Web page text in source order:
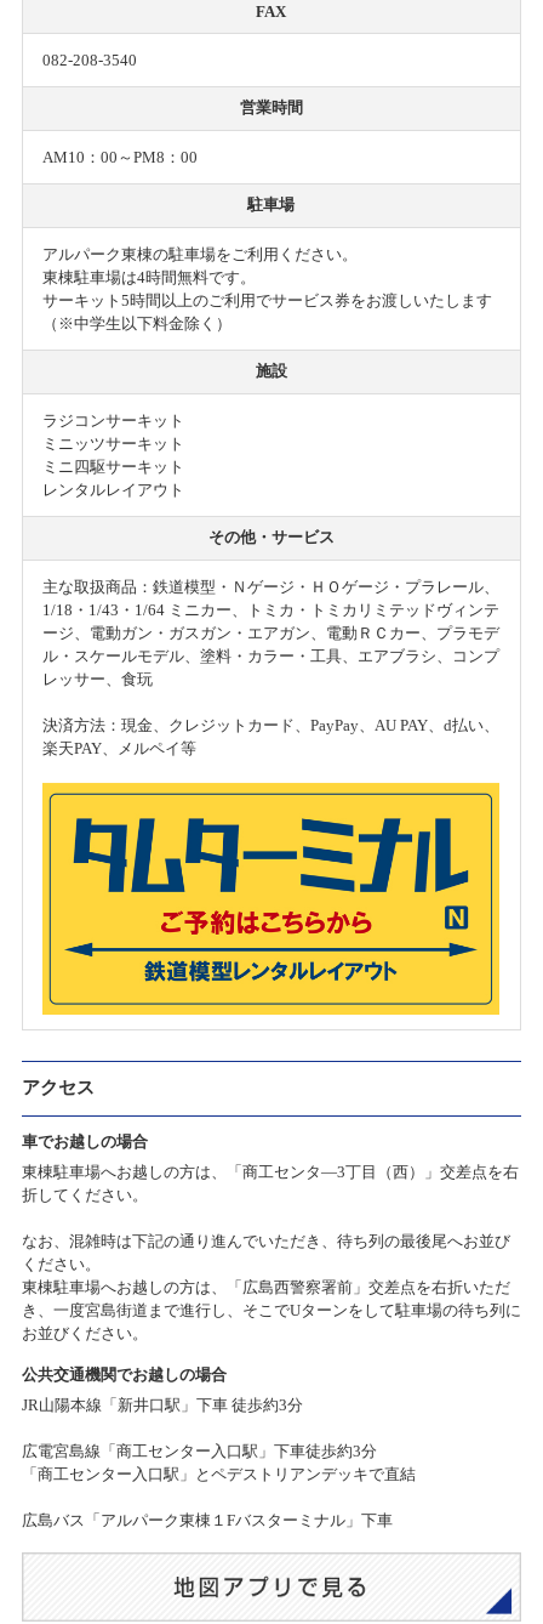
FAX
082-208-3540
営業時間
AM10：00～PM8：00
駐車場
アルパーク東棟の駐車場をご利用ください。
東棟駐車場は4時間無料です。
サーキット5時間以上のご利用でサービス券をお渡しいたします
（※中学生以下料金除く）
施設
ラジコンサーキット
ミニッツサーキット
ミニ四駆サーキット
レンタルレイアウト
その他・サービス
主な取扱商品：鉄道模型・Ｎゲージ・ＨＯゲージ・プラレール、
1/18・1/43・1/64 ミニカー、トミカ・トミカリミテッドヴィンテ
ージ、電動ガン・ガスガン・エアガン、電動ＲＣカー、プラモデ
ル・スケールモデル、塗料・カラー・工具、エアブラシ、コンプ
レッサー、食玩
決済方法：現金、クレジットカード、PayPay、AU PAY、d払い、
楽天PAY、メルペイ等
アクセス
車でお越しの場合
東棟駐車場へお越しの方は、「商工センタ―3丁目（西）」交差点を右
折してください。
なお、混雑時は下記の通り進んでいただき、待ち列の最後尾へお並び
ください。
東棟駐車場へお越しの方は、「広島西警察署前」交差点を右折いただ
き、一度宮島街道まで進行し、そこでUターンをして駐車場の待ち列に
お並びください。
公共交通機関でお越しの場合
JR山陽本線「新井口駅」下車 徒歩約3分
広電宮島線「商工センター入口駅」下車徒歩約3分
「商工センター入口駅」とペデストリアンデッキで直結
広島バス「アルパーク東棟１Fバスターミナル」下車